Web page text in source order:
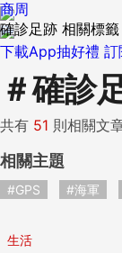
下載App抽好禮 訂
商周
確診足跡 相關標籤
＃確診
共有 51 則相關文
相關主題
#GPS #海軍
生活